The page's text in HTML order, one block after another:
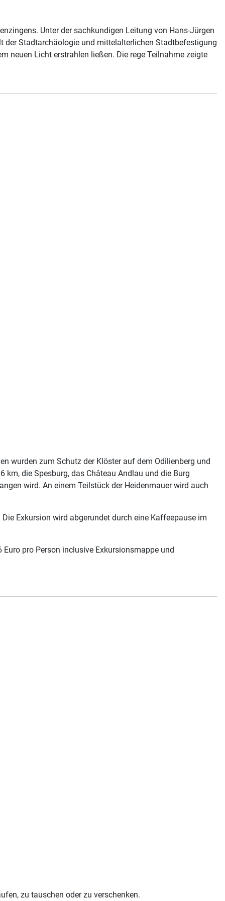
Unter der sachkundigen Leitung von Hans-Jürgen
der Stadtarchäologie und mittelalterlichen Stadtbefestigung
neuen Licht erstrahlen ließen. Die rege Teilnahme zeigte
wurden zum Schutz der Klöster auf dem Odilienberg und
km, die Spesburg, das Château Andlau und die Burg
wird. An einem Teilstück der Heidenmauer wird auch
Exkursion wird abgerundet durch eine Kaffeepause im
pro Person inclusive Exkursionsmappe und
zu tauschen oder zu verschenken.